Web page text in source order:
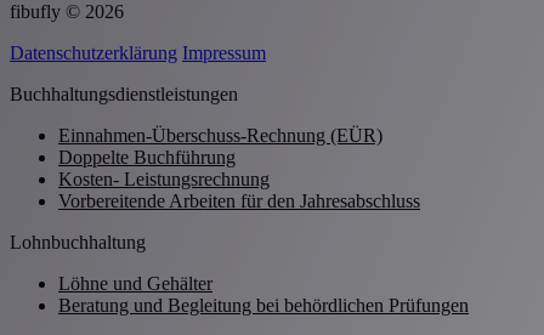
fibufly © 2026
Datenschutzerklärung Impressum
Buchhaltungsdienstleistungen
Einnahmen-Überschuss-Rechnung (EÜR)
Doppelte Buchführung
Kosten- Leistungsrechnung
Vorbereitende Arbeiten für den Jahresabschluss
Lohnbuchhaltung
Löhne und Gehälter
Beratung und Begleitung bei behördlichen Prüfungen